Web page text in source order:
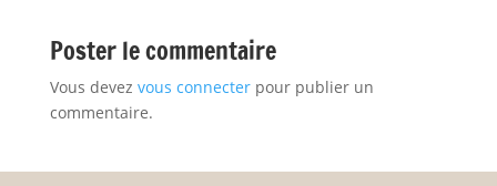
Poster le commentaire
Vous devez vous connecterpour publier un
commentaire.